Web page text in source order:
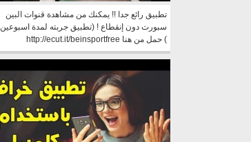
تطبيق رائع جدا !! يمكنك من مشاهدة قنوات البين
سبورت دون إنقطاع ! (تطبيق جربته لمدة اسبوعين
) حمل من هنا http://ecut.it/beinsportfree